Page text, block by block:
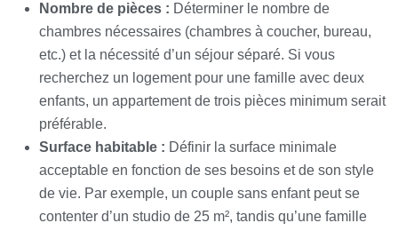
Nombre de pièces : Déterminer le nombre de
chambres nécessaires (chambres à coucher, bureau,
etc.) et la nécessité d’un séjour séparé. Si vous
recherchez un logement pour une famille avec deux
enfants, un appartement de trois pièces minimum serait
préférable.
Surface habitable : Définir la surface minimale
acceptable en fonction de ses besoins et de son style
de vie. Par exemple, un couple sans enfant peut se
contenter d’un studio de 25 m², tandis qu’une famille